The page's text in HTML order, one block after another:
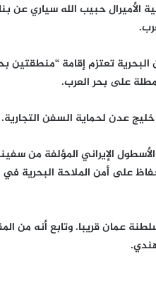
البحرية تعتزم إقامة “منطقتين
عدن لحماية السفن التجارية.
الإيرانية أن الحديث يدور عن المجموعة 44 في الأسطول الإيراني المؤلفة
على أمن الملاحة البحرية
عمان قريبا. وتابع أنه من